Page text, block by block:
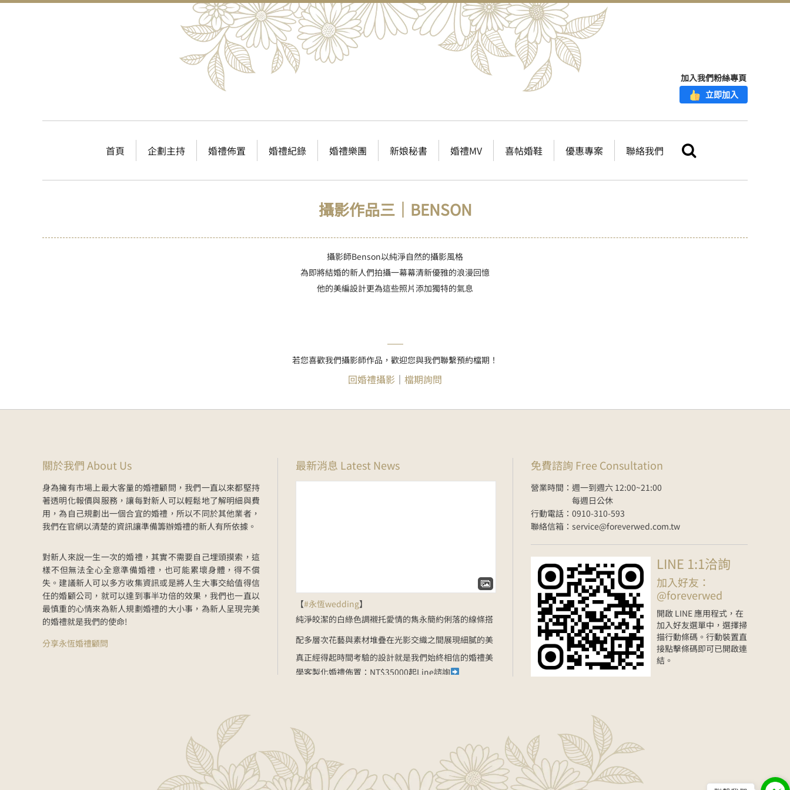
加入我們粉絲專頁
立即加入
首頁 企劃主持 婚禮佈置 婚禮紀錄 婚禮樂團 新娘秘書 婚禮MV 喜帖婚鞋 優惠專案 聯絡我們
攝影作品三｜BENSON
攝影師Benson以純淨自然的攝影風格
為即將結婚的新人們拍攝一幕幕清新優雅的浪漫回憶
他的美編設計更為這些照片添加獨特的氣息
若您喜歡我們攝影師作品，歡迎您與我們聯繫預約檔期！
回婚禮攝影 ｜ 檔期詢問
關於我們 About Us
身為擁有市場上最大客量的婚禮顧問，我們一直以來都堅持
著透明化報價與服務，讓每對新人可以輕鬆地了解明細與費
用，為自己規劃出一個合宜的婚禮，所以不同於其他業者，
我們在官網以清楚的資訊讓準備籌辦婚禮的新人有所依據。
對新人來說一生一次的婚禮，其實不需要自己埋頭摸索，這
樣不但無法全心全意準備婚禮，也可能累壞身體，得不償
失。建議新人可以多方收集資訊或是將人生大事交給值得信
任的婚顧公司，就可以達到事半功倍的效果，我們也一直以
最慎重的心情來為新人規劃婚禮的大小事，為新人呈現完美
的婚禮就是我們的使命!
分享永恆婚禮顧問
最新消息 Latest News
【#永恆wedding】
純淨皎潔的白綠色調襯托愛情的雋永簡約俐落的線條搭
配多層次花藝與素材堆疊在光影交織之間展現細膩的美
真正經得起時間考驗的設計就是我們始終相信的婚禮美
學客製化婚禮佈置：NT$35000起Line諮詢
佈置
#weddingplanner
2026-06-01
在Facebook上查看 分享
免費諮詢 Free Consultation
營業時間：週一到週六 12:00~21:00
每週日公休
行動電話：0910-310-593
聯絡信箱：service@foreverwed.com.tw
LINE 1:1洽詢
加入好友：
@foreverwed
開啟 LINE 應用程式，在
加入好友選單中，選擇掃
描行動條碼。行動裝置直
接點擊條碼即可已開啟連
結。